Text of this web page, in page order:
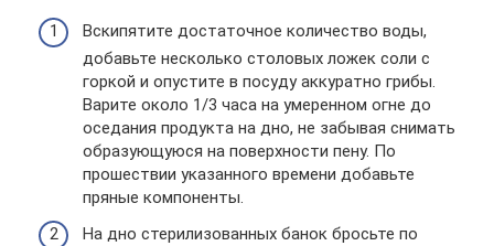
Вскипятите достаточное количество воды,
добавьте несколько столовых ложек соли с
горкой и опустите в посуду аккуратно грибы.
Варите около 1/3 часа на умеренном огне до
оседания продукта на дно, не забывая снимать
образующуюся на поверхности пену. По
прошествии указанного времени добавьте
пряные компоненты.
На дно стерилизованных банок бросьте по